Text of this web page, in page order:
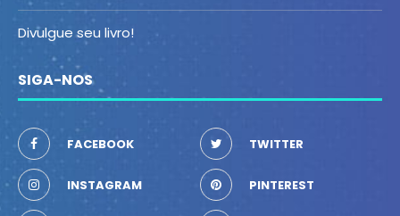
Divulgue seu livro!
SIGA-NOS
FACEBOOK TWITTER
INSTAGRAM PINTEREST